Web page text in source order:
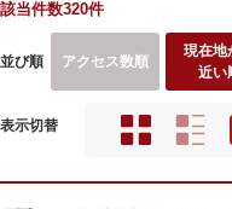
該当件数320件
並び順 アクセス数順
現在地
近い
表示切替